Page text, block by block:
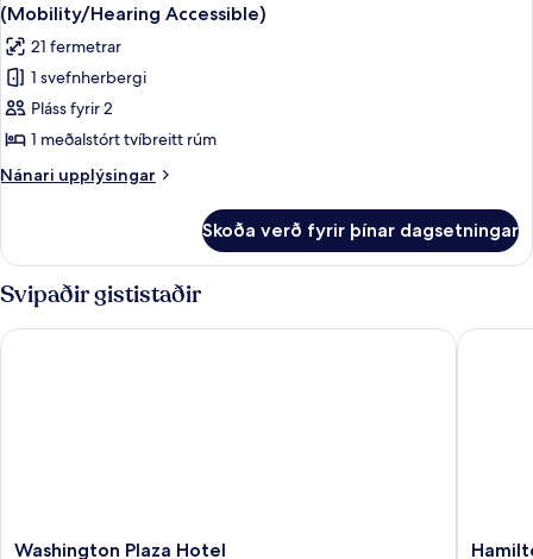
View)
tvíbreitt
rúm
(Zena
Circle
View)
myndir
fyrir
Herbergi
-
1
meðalstórt
-
(Mobility/Hearing
Accessible)
(Mobility/Hearing Accessible)
21 fermetrar
1 svefnherbergi
Pláss fyrir 2
1 meðalstórt tvíbreitt rúm
Nánari upplýsingar
Nánari
-
meðalstórt
rúm
Skoða verð fyrir þínar dagsetningar
Svipaðir gististaðir
Washington
Washington Plaza Hotel
Washington Plaza Hotel